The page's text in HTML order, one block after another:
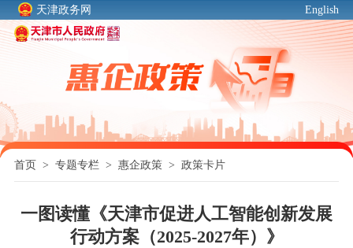
天津政务网 English
首页> 专题专栏> 惠企政策> 政策卡片
一图读懂《天津市促进人工智能创新发展
行动方案（2025-2027年）》